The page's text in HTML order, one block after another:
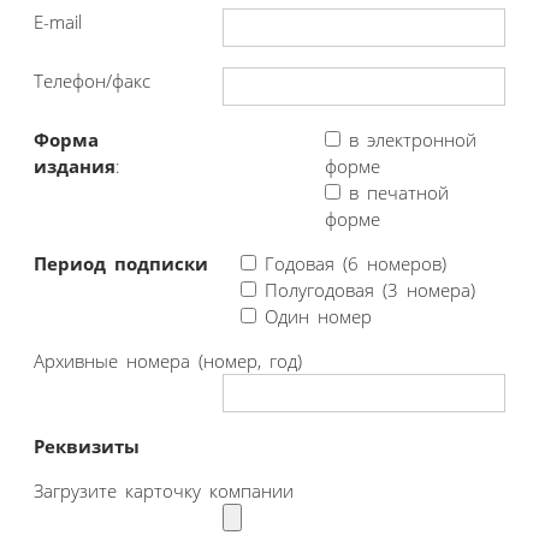
E-mail
Телефон/факс
Форма
издания:
в электронной
форме
в печатной
форме
Период подписки
Годовая (6 номеров)
Полугодовая (3 номера)
Один номер
Архивные номера (номер, год)
Реквизиты
Загрузите карточку компании